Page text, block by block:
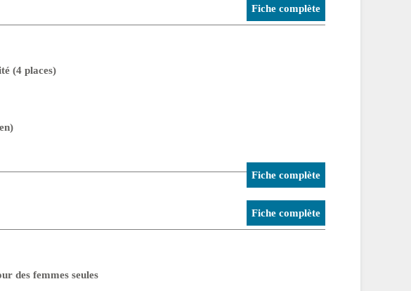
Fiche complète
(4 places)
Fiche complète
Fiche complète
des femmes seules